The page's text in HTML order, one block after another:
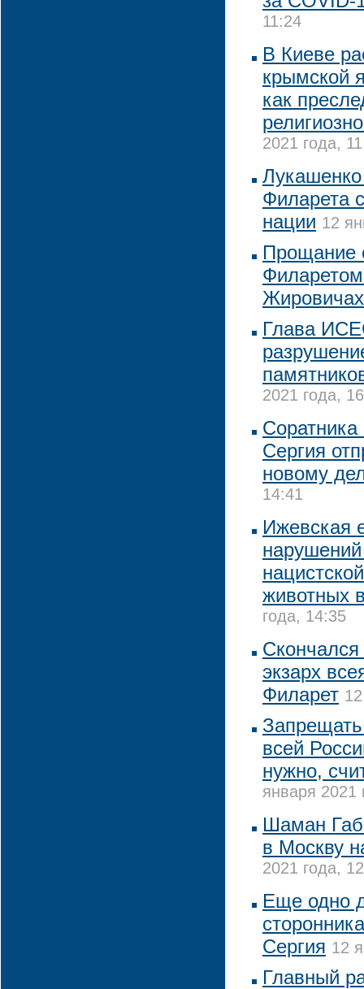
11:24
В Киеве
крымской
как
2021 года,
Филарета
нации 12
Прощание
Жировичах
Глава
2021 года,
Сергия
новому
14:41
Ижевская
животных
года, 14:35
экзарх
Филарет
всей
нужно,
января 2021
Шаман
в Москву
2021 года,
Еще одно
Сергия 12
Главный